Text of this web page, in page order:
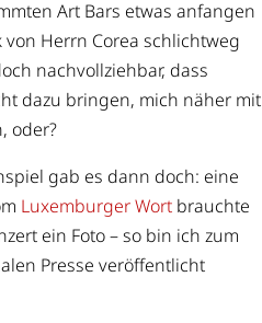
Art Bars etwas anfangen
Herrn Corea schlichtweg
nachvollziehbar, dass
dazu bringen, mich näher mit
oder?
gab es dann doch: eine
Luxemburger Wort brauchte
ein Foto – so bin ich zum
Presse veröffentlicht